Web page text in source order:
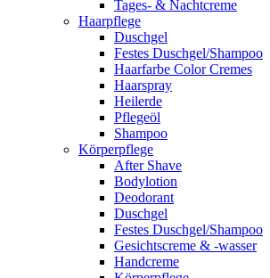
Tages- & Nachtcreme
Haarpflege
Duschgel
Festes Duschgel/Shampoo
Haarfarbe Color Cremes
Haarspray
Heilerde
Pflegeöl
Shampoo
Körperpflege
After Shave
Bodylotion
Deodorant
Duschgel
Festes Duschgel/Shampoo
Gesichtscreme & -wasser
Handcreme